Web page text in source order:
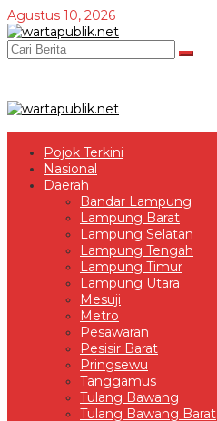
Lewati
ke
konten
Agustus 10, 2026
Pojok Terkini
Nasional
Daerah
Bandar Lampung
Lampung Barat
Lampung Selatan
Lampung Tengah
Lampung Timur
Lampung Utara
Mesuji
Metro
Pesawaran
Pesisir Barat
Pringsewu
Tanggamus
Tulang Bawang
Tulang Bawang Barat